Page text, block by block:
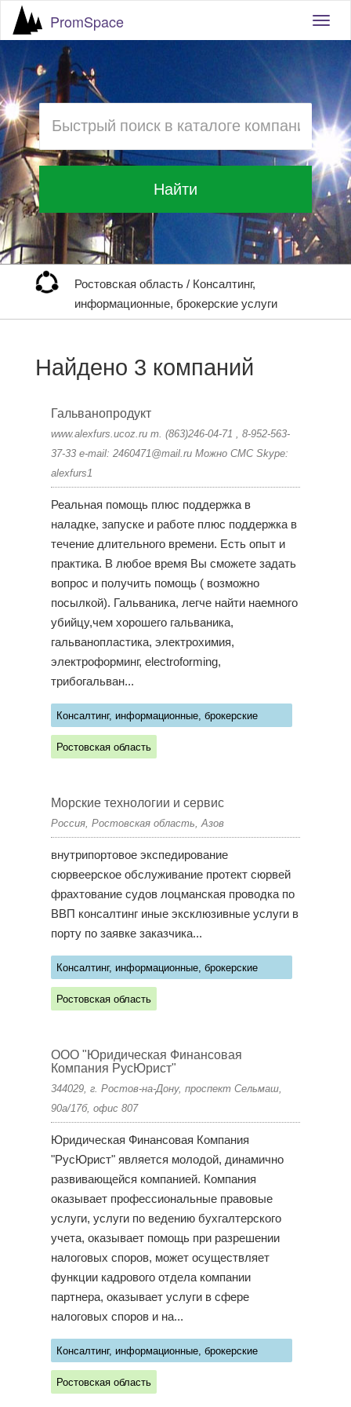
PromSpace
Найти
Ростовская область / Консалтинг,
информационные, брокерские услуги
Найдено 3 компаний
Гальванопродукт
www.alexfurs.ucoz.ru т. (863)246-04-71 , 8-952-563-
37-33 e-mail: 2460471@mail.ru Можно СМС Skype:
alexfurs1
Реальная помощь плюс поддержка в
наладке, запуске и работе плюс поддержка в
течение длительного времени. Есть опыт и
практика. В любое время Вы сможете задать
вопрос и получить помощь ( возможно
посылкой). Гальваника, легче найти наемного
убийцу,чем хорошего гальваника,
гальванопластика, электрохимия,
электроформинг, electroforming,
трибогальван...
Консалтинг, информационные, брокерские
услуги
Ростовская область
Морские технологии и сервис
Россия, Ростовская область, Азов
внутрипортовое экспедирование
сюрвеерское обслуживание протект сюрвей
фрахтование судов лоцманская проводка по
ВВП консалтинг иные эксклюзивные услуги в
порту по заявке заказчика...
Консалтинг, информационные, брокерские
услуги
Ростовская область
ООО "Юридическая Финансовая
Компания РусЮрист"
344029, г. Ростов-на-Дону, проспект Сельмаш,
90а/17б, офис 807
Юридическая Финансовая Компания
"РусЮрист" является молодой, динамично
развивающейся компанией. Компания
оказывает профессиональные правовые
услуги, услуги по ведению бухгалтерского
учета, оказывает помощь при разрешении
налоговых споров, может осуществляет
функции кадрового отдела компании
партнера, оказывает услуги в сфере
налоговых споров и на...
Консалтинг, информационные, брокерские
услуги
Ростовская область